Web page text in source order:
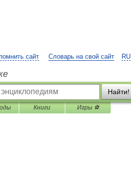
RU
сайт Словарь на свой сайт
Найти!
Книги Игры ⚽